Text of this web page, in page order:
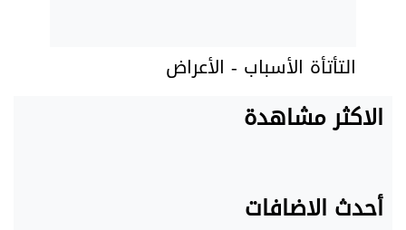
التأتأة الأسباب - الأعراض
الاكثر مشاهدة
أحدث الاضافات